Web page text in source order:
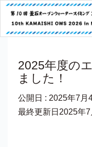
2025年度の
ました！
公開日 : 2025年7月
最終更新日2025年7